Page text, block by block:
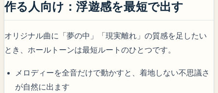
作る人向け：浮遊感を最短で出す
オリジナル曲に「夢の中」「現実離れ」の質感を足したい
とき、ホールトーンは最短ルートのひとつです。
メロディーを全音だけで動かすと、着地しない不思議さ
が自然に出ます